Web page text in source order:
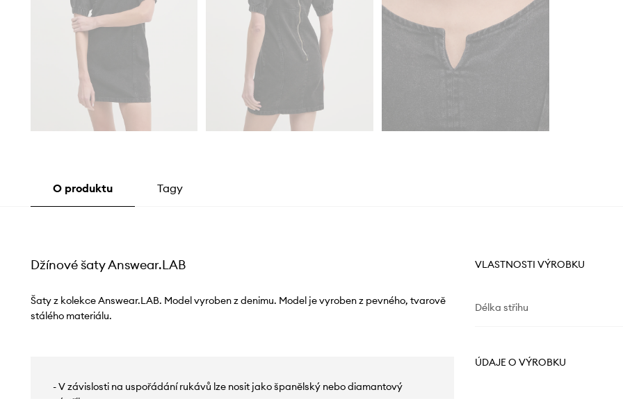
O produktu Tagy
Džínové šaty Answear.LAB
Šaty z kolekce Answear.LAB. Model vyroben z denimu. Model je vyroben z pevného, ​​tvarově
stálého materiálu.
- V závislosti na uspořádání rukávů lze nosit jako španělský nebo diamantový
VLASTNOSTI VÝROBKU
Délka střihu
ÚDAJE O VÝROBKU